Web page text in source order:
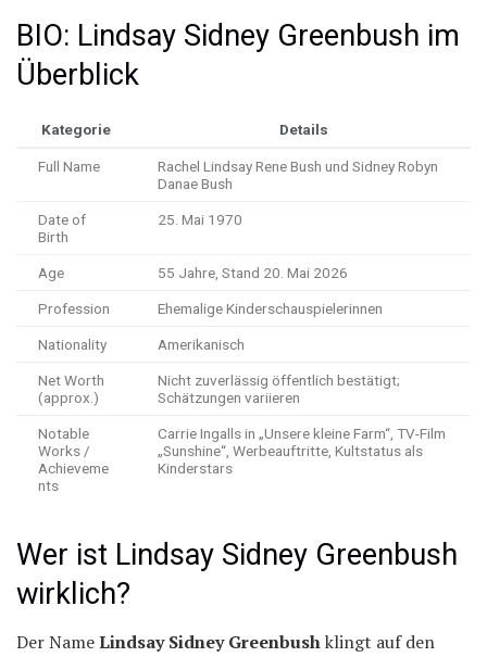
BIO: Lindsay Sidney Greenbush im
Überblick
Kategorie Details
Full Name
Rachel Lindsay Rene Bush und Sidney Robyn
Danae Bush
Date of
Birth
25. Mai 1970
Age 55 Jahre, Stand 20. Mai 2026
Profession Ehemalige Kinderschauspielerinnen
Nationality Amerikanisch
Net Worth
(approx.)
Nicht zuverlässig öffentlich bestätigt;
Schätzungen variieren
Notable
Works /
Achieveme
nts
Carrie Ingalls in „Unsere kleine Farm“, TV-Film
„Sunshine“, Werbeauftritte, Kultstatus als
Kinderstars
Wer ist Lindsay Sidney Greenbush
wirklich?
Der NameLindsay Sidney Greenbushklingt auf den